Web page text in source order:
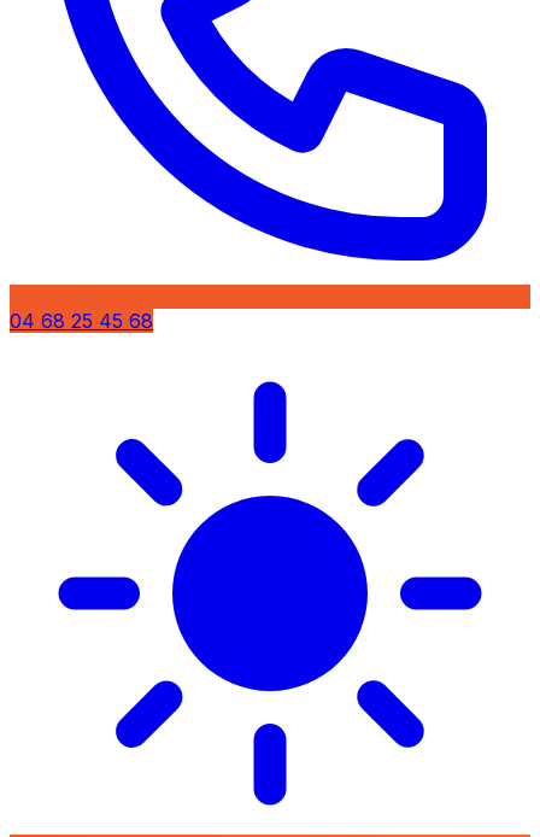
04 68 25 45 68